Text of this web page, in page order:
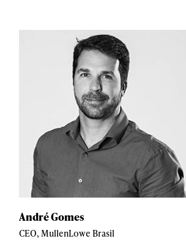
André Gomes
CEO, MullenLowe Brasil